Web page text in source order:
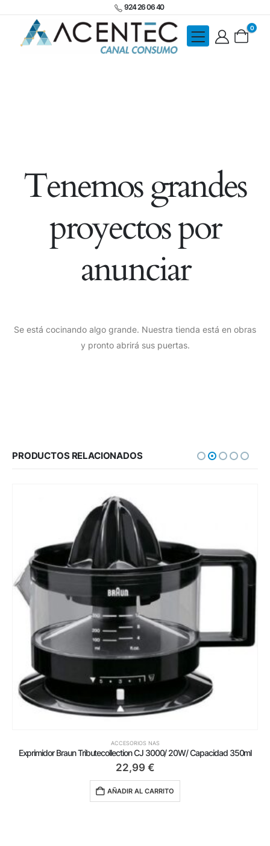
924 26 06 40
0
Tenemos grandes
proyectos por
anunciar
Se está cocinando algo grande. Nuestra tienda está en obras
y pronto abrirá sus puertas.
PRODUCTOS RELACIONADOS
ACCESORIOS NAS
Exprimidor Braun Tributecollection CJ 3000/ 20W/ Capacidad 350ml
22,99 €
AÑADIR AL CARRITO